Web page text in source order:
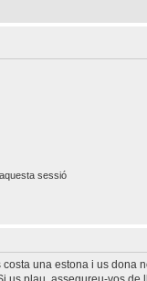
sessió
una estona i us